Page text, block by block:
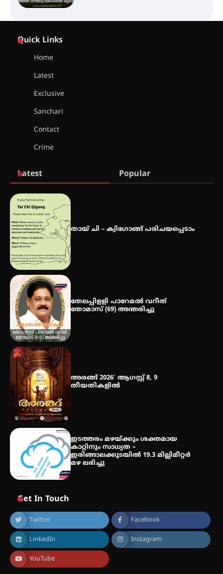
മെഡിക്കൽ ക്യാമ്പ്
Quick Links
Home
Latest
Exclusive
Sanchari
Contact
Crime
Latest Popular
തായ് ചി – ക്വിഗോങ്ങ് പരിചയപ്പെടാം
തേലപ്പിളളി പാറേമൽ വറീത്
തോമാസ് (69) അന്തരിച്ചു
അരങ്ങ് 2026′ ആഗസ്റ്റ് 8, 9
തീയതികളിൽ
ഇടത്തരം മഴയ്ക്കും ശക്തമായ
കാറ്റിനും സാധ്യത –
ഇരിങ്ങാലക്കുടയിൽ 19.3 മില്ലിമീറ്റർ
മഴ ലഭിച്ചു
Get In Touch
Twitter Facebook
LinkedIn Instagram
YouTube